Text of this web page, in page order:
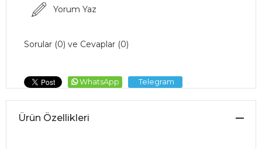
Yorum Yaz
Sorular (0) ve Cevaplar (0)
WhatsApp Telegram
Ürün Özellikleri